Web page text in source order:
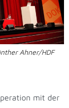
Ahner/HDF
mit der